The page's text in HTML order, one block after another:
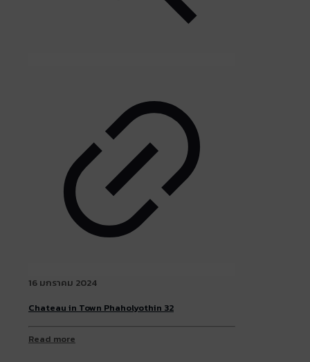
16 มกราคม 2024
Chateau in Town Phaholyothin 32
Read more